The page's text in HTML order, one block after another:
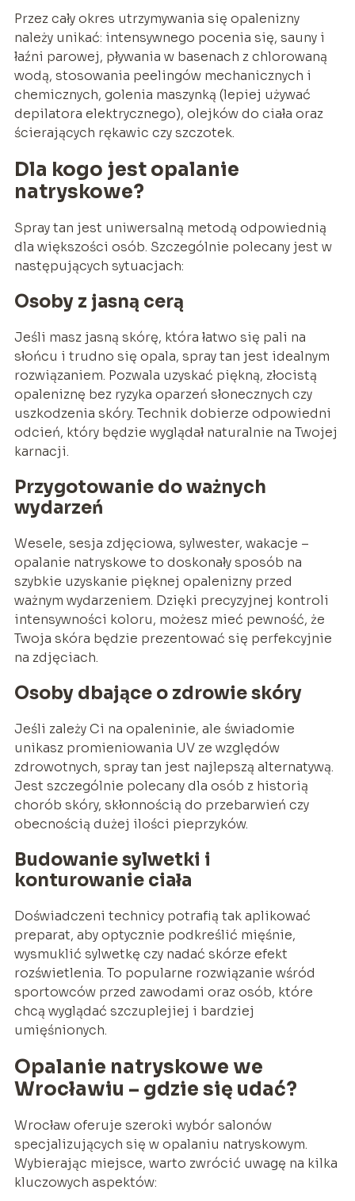
Przez cały okres utrzymywania się opalenizny
należy unikać: intensywnego pocenia się, sauny i
łaźni parowej, pływania w basenach z chlorowaną
wodą, stosowania peelingów mechanicznych i
chemicznych, golenia maszynką (lepiej używać
depilatora elektrycznego), olejków do ciała oraz
ścierających rękawic czy szczotek.
Dla kogo jest opalanie
natryskowe?
Spray tan jest uniwersalną metodą odpowiednią
dla większości osób. Szczególnie polecany jest w
następujących sytuacjach:
Osoby z jasną cerą
Jeśli masz jasną skórę, która łatwo się pali na
słońcu i trudno się opala, spray tan jest idealnym
rozwiązaniem. Pozwala uzyskać piękną, złocistą
opaleniznę bez ryzyka oparzeń słonecznych czy
uszkodzenia skóry. Technik dobierze odpowiedni
odcień, który będzie wyglądał naturalnie na Twojej
karnacji.
Przygotowanie do ważnych
wydarzeń
Wesele, sesja zdjęciowa, sylwester, wakacje –
opalanie natryskowe to doskonały sposób na
szybkie uzyskanie pięknej opalenizny przed
ważnym wydarzeniem. Dzięki precyzyjnej kontroli
intensywności koloru, możesz mieć pewność, że
Twoja skóra będzie prezentować się perfekcyjnie
na zdjęciach.
Osoby dbające o zdrowie skóry
Jeśli zależy Ci na opaleninie, ale świadomie
unikasz promieniowania UV ze względów
zdrowotnych, spray tan jest najlepszą alternatywą.
Jest szczególnie polecany dla osób z historią
chorób skóry, skłonnością do przebarwień czy
obecnością dużej ilości pieprzyków.
Budowanie sylwetki i
konturowanie ciała
Doświadczeni technicy potrafią tak aplikować
preparat, aby optycznie podkreślić mięśnie,
wysmuklić sylwetkę czy nadać skórze efekt
rozświetlenia. To popularne rozwiązanie wśród
sportowców przed zawodami oraz osób, które
chcą wyglądać szczuplejiej i bardziej
umięśnionych.
Opalanie natryskowe we
Wrocławiu – gdzie się udać?
Wrocław oferuje szeroki wybór salonów
specjalizujących się w opalaniu natryskowym.
Wybierając miejsce, warto zwrócić uwagę na kilka
kluczowych aspektów: